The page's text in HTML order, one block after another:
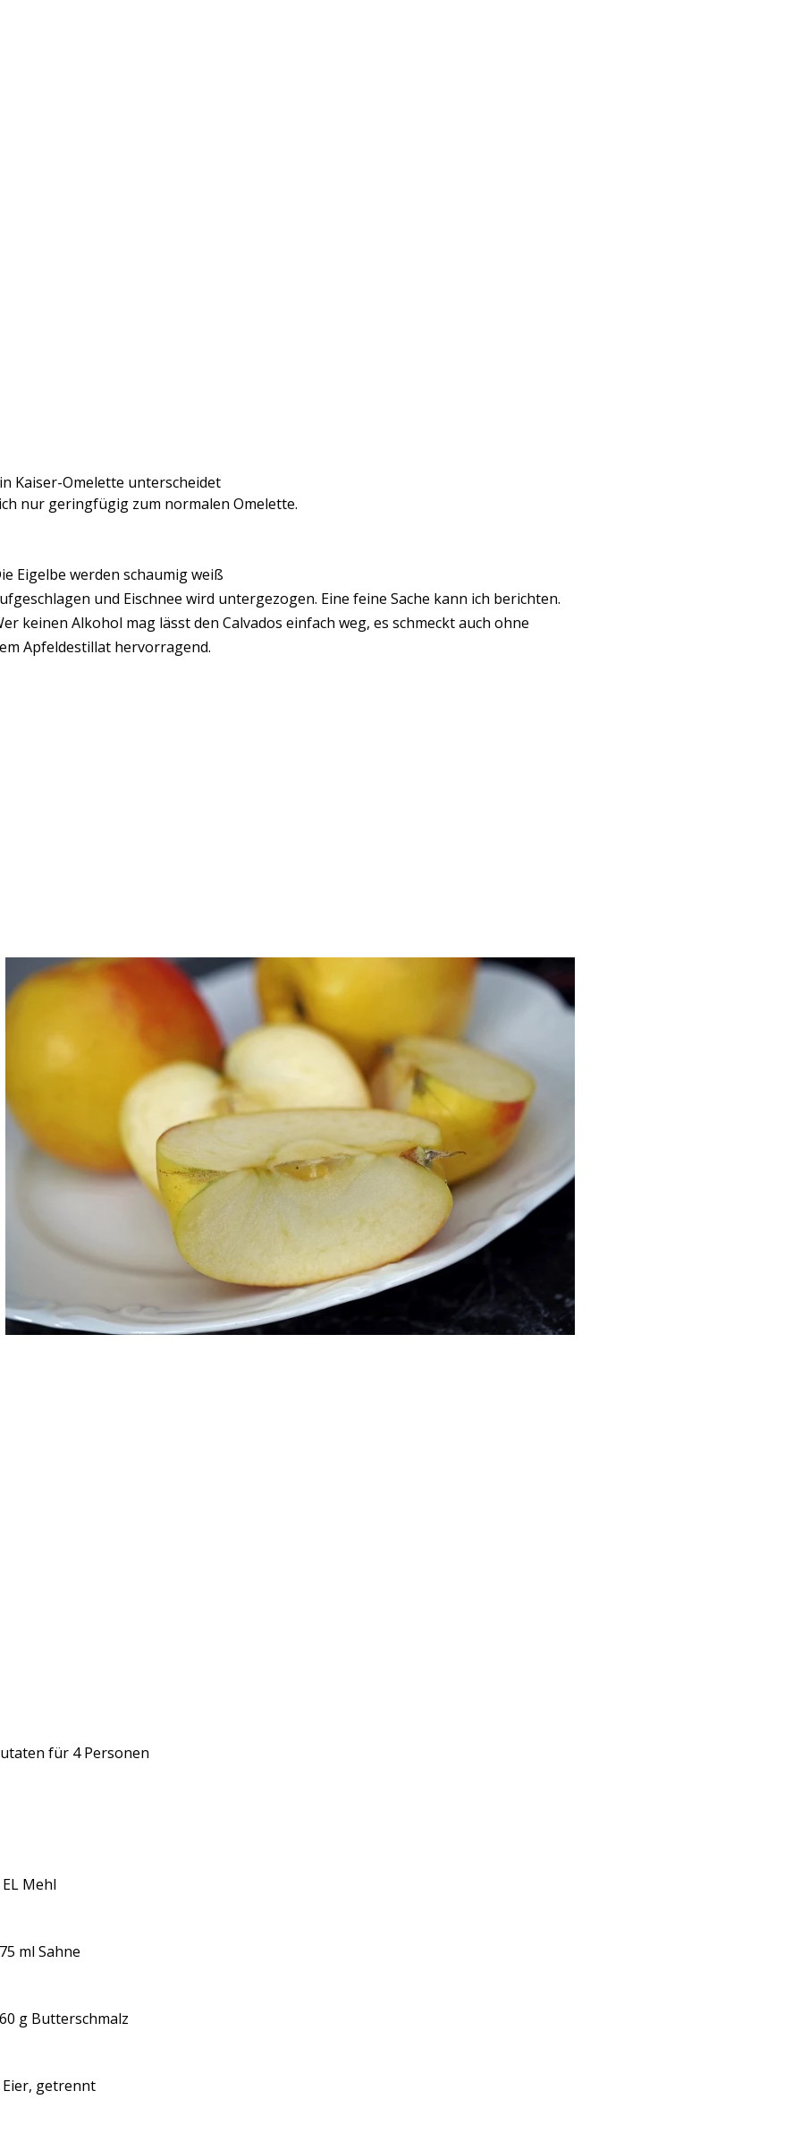
Kaiser-Omelette unterscheidet
nur geringfügig zum normalen Omelette.
Eigelbe werden schaumig weiß
und Eischnee wird untergezogen. Eine feine Sache kann ich berichten.
keinen Alkohol mag lässt den Calvados einfach weg, es schmeckt auch ohne
Apfeldestillat hervorragend.
für 4 Personen
Mehl
ml Sahne
g Butterschmalz
Eier, getrennt